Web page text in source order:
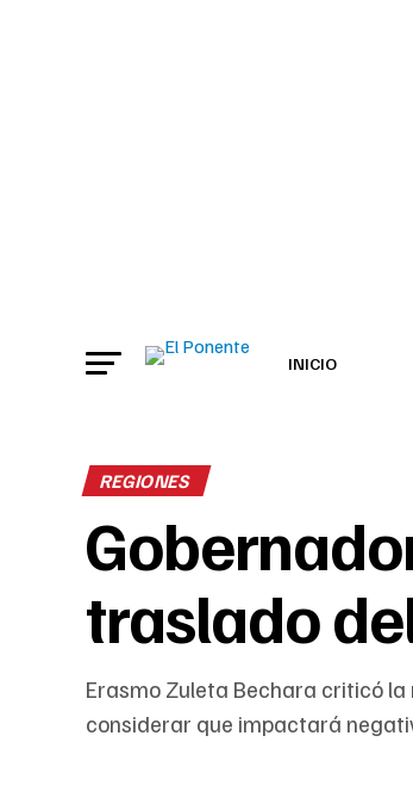
INICIO
REGIONES
traslado
Erasmo Zuleta Bechara criticó
considerar que impactará